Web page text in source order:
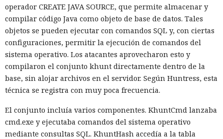
10:34 / 07.08.2026
Hombre podría afrontar hasta 32 años de prisión por filtrar
secretos de 165 empresas.
operador CREATE JAVA SOURCE, que permite almacenar y
compilar código Java como objeto de base de datos. Tales
objetos se pueden ejecutar con comandos SQL y, con ciertas
configuraciones, permitir la ejecución de comandos del
sistema operativo. Los atacantes aprovecharon esto y
compilaron el conjunto khunt directamente dentro de la
base, sin alojar archivos en el servidor. Según Huntress, esta
técnica se registra con muy poca frecuencia.
El conjunto incluía varios componentes. KhuntCmd lanzaba
cmd.exe y ejecutaba comandos del sistema operativo
mediante consultas SQL. KhuntHash accedía a la tabla